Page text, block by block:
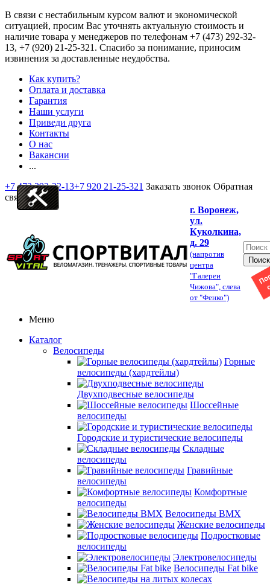
В связи с нестабильным курсом валют и экономической
ситуацией, просим Вас уточнять актуальную стоимость и
наличие товара у менеджеров по телефонам +7 (473) 292-32-
13, +7 (920) 21-25-321 . Спасибо за понимание, приносим
извинения за доставленные неудобства.
Как купить?
Оплата и доставка
Гарантия
Наши услуги
Приведи друга
Контакты
О нас
Вакансии
...
+7 473 292-32-13+7 920 21-25-321 Заказать звонок Обратная
связь
г. Воронеж,
ул.
Куколкина,
д. 29
(напротив
центра
"Галереи
Чижова", слева
от "Фенко")
Меню
Каталог
Велосипеды
Горные
велосипеды (хардтейлы)
Двухподвесные велосипеды
Шоссейные
велосипеды
Городские и туристические велосипеды
Складные
велосипеды
Гравийные
велосипеды
Комфортные
велосипеды
Велосипеды BMX
Женские велосипеды
Подростковые
велосипеды
Электровелосипеды
Велосипеды Fat bike